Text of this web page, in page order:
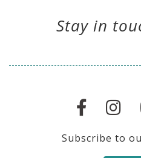
Stay in
Subscribe to